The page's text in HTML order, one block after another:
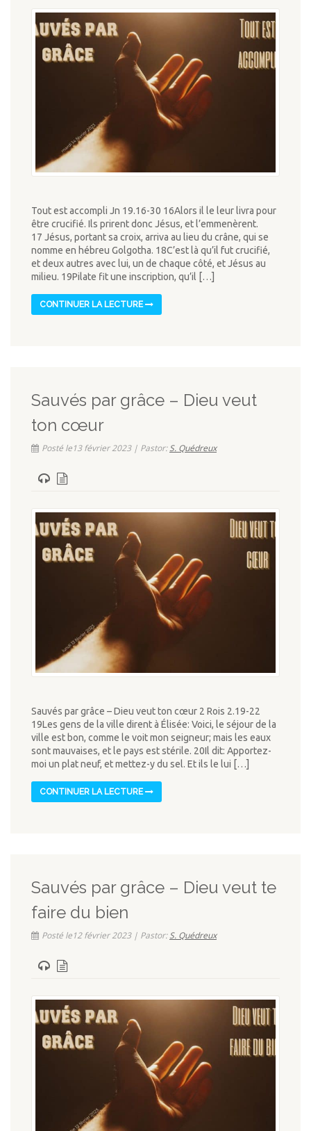
Tout est accompli Jn 19.16-30 16Alors il le leur livra pour
être crucifié. Ils prirent donc Jésus, et l’emmenèrent.
17 Jésus, portant sa croix, arriva au lieu du crâne, qui se
nomme en hébreu Golgotha. 18C’est là qu’il fut crucifié,
et deux autres avec lui, un de chaque côté, et Jésus au
milieu. 19Pilate fit une inscription, qu’il […]
CONTINUER LA LECTURE
Sauvés par grâce – Dieu veut
ton cœur
Posté le13 février 2023 | Pastor:S. Quédreux
Sauvés par grâce – Dieu veut ton cœur 2 Rois 2.19-22
19Les gens de la ville dirent à Élisée: Voici, le séjour de la
ville est bon, comme le voit mon seigneur; mais les eaux
sont mauvaises, et le pays est stérile. 20Il dit: Apportez-
moi un plat neuf, et mettez-y du sel. Et ils le lui […]
CONTINUER LA LECTURE
Sauvés par grâce – Dieu veut te
faire du bien
Posté le12 février 2023 | Pastor:S. Quédreux